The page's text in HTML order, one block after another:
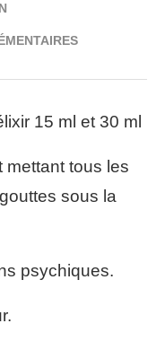
15 ml et 30 ml
mettant tous les
sous la
psychiques.